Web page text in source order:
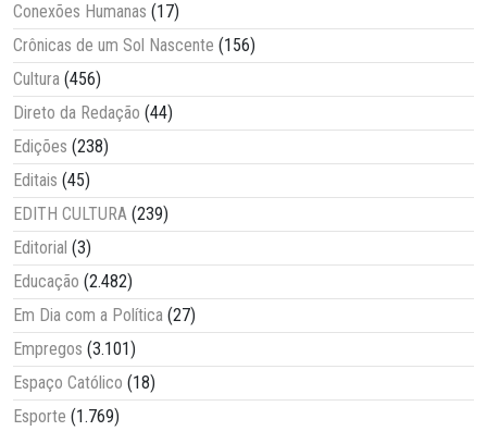
Conexões Humanas (17)
Crônicas de um Sol Nascente (156)
Cultura (456)
Direto da Redação (44)
Edições (238)
Editais (45)
EDITH CULTURA (239)
Editorial (3)
Educação (2.482)
Em Dia com a Política (27)
Empregos (3.101)
Espaço Católico (18)
Esporte (1.769)